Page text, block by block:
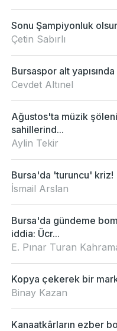
Sonu Şampiyonluk
Çetin Sabırlı
Bursaspor alt
Cevdet Altınel
Ağustos'ta müzik
sahillerind...
Aylin Tekir
Bursa'da 'turuncu' kriz!
İsmail Arslan
Bursa'da gündeme
iddia: Ücr...
E. Pınar Turan
Kopya çekerek bir
Binay Kazan
Kanaatkârların ezber